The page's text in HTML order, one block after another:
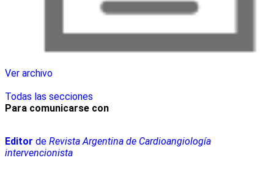
Ver archivo
Todas las secciones
Para comunicarse con
Editor de Revista Argentina de Cardioangiología
intervencionista